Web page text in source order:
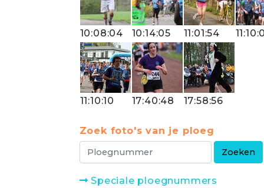
10:08:04 10:14:05 11:01:54
11:10:10 17:40:48 17:58:56
Zoek foto's van je ploeg
Speciale ploegnummers